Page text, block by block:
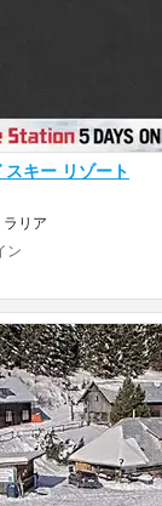
キー リゾート
リア
ン